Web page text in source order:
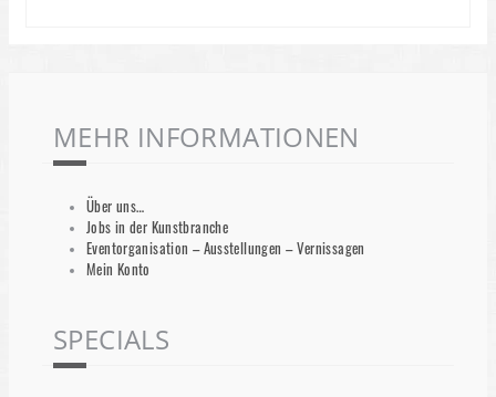
MEHR INFORMATIONEN
Über uns…
Jobs in der Kunstbranche
Eventorganisation – Ausstellungen – Vernissagen
Mein Konto
SPECIALS